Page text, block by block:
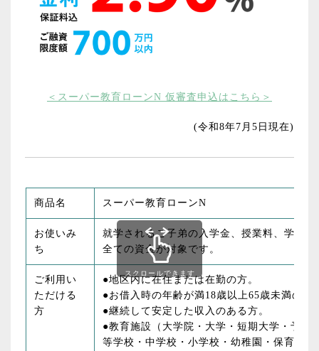
＜スーパー教育ローンN 仮審査申込はこちら＞
(令和8年7月5日現在)
商品名 スーパー教育ローンN
お使いみ
ち
就学されるご子弟の入学金、授業料、学費
全ての資金が対象です。
ご利用い
ただける
方
●地区内に在住または在勤の方。
●お借入時の年齢が満18歳以上65歳未満の方
●継続して安定した収入のある方。
●教育施設（大学院・大学・短期大学・予備
等学校・中学校・小学校・幼稚園・保育園な
スクロールできます